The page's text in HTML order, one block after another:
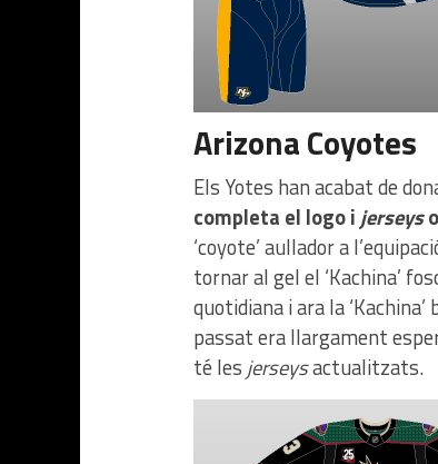
Arizona Coyotes
Els Yotes han acabat de
completa el logo i jerseys
‘coyote’ aullador a
tornar al gel el ‘Kachina’
quotidiana i ara la
passat era llargament
té les jerseysactualitzats.